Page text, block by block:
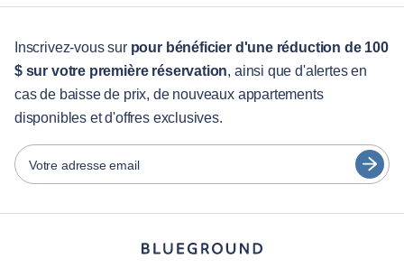
Services aux visiteurs
Guides des villes
Partenaires
Opérateurs de location de meubles
Propriétaires
Partenaires de franchise
English
Português
Español
Français
Türkçe
Inscrivez-vous sur pour bénéficier d'une réduction de 100
$ sur votre première réservation, ainsi que d'alertes en
cas de baisse de prix, de nouveaux appartements
disponibles et d'offres exclusives.
Votre adresse email